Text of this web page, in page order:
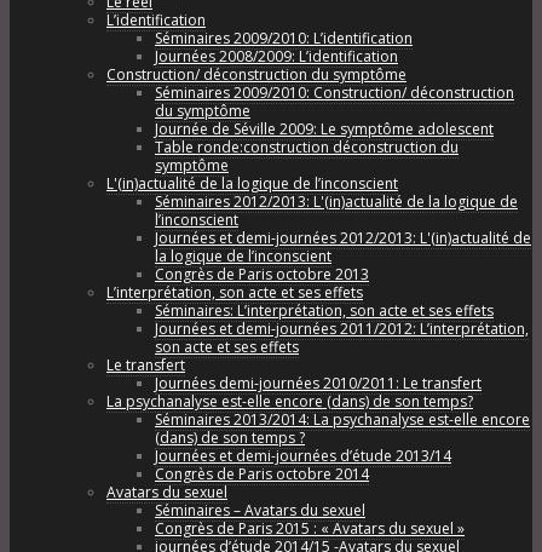
L’identification
Séminaires 2009/2010: L’identification
Journées 2008/2009: L’identification
Construction/ déconstruction du symptôme
Séminaires 2009/2010: Construction/ déconstruction
du symptôme
Journée de Séville 2009: Le symptôme adolescent
Table ronde:construction déconstruction du
symptôme
L'(in)actualité de la logique de l’inconscient
Séminaires 2012/2013: L'(in)actualité de la logique de
l’inconscient
Journées et demi-journées 2012/2013: L'(in)actualité de
la logique de l’inconscient
Congrès de Paris octobre 2013
L’interprétation, son acte et ses effets
Séminaires: L’interprétation, son acte et ses effets
Journées et demi-journées 2011/2012: L’interprétation,
son acte et ses effets
Le transfert
Journées demi-journées 2010/2011: Le transfert
La psychanalyse est-elle encore (dans) de son temps?
Séminaires 2013/2014: La psychanalyse est-elle encore
(dans) de son temps ?
Journées et demi-journées d’étude 2013/14
Congrès de Paris octobre 2014
Avatars du sexuel
Séminaires – Avatars du sexuel
Congrès de Paris 2015 : « Avatars du sexuel »
journées d’étude 2014/15 -Avatars du sexuel